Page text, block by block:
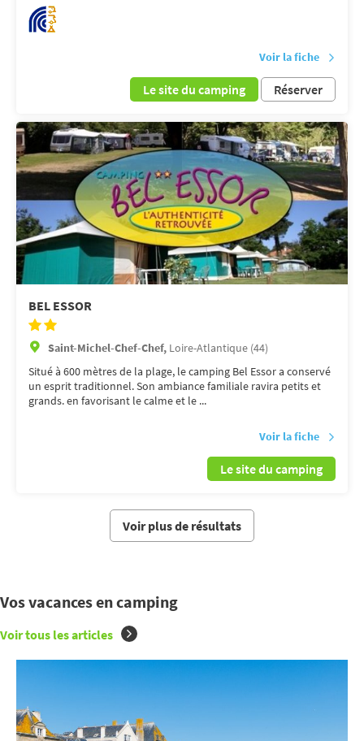
Voir la fiche
Le site du camping Réserver
BEL ESSOR
Saint-Michel-Chef-Chef, Loire-Atlantique (44)
Situé à 600 mètres de la plage, le camping Bel Essor a conservé
un esprit traditionnel. Son ambiance familiale ravira petits et
grands. en favorisant le calme et le ...
Voir la fiche
Le site du camping
Voir plus de résultats
Vos vacances en camping
Voir tous les articles